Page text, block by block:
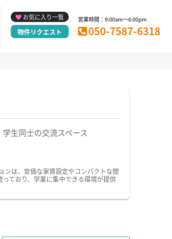
お気に入り一覧
物件リクエスト
営業時間：9:00am～6:00pm
050-7587-6318
学生同士の交流スペース
ンは、安価な家賃設定やコンパクトな間
ており、学業に集中できる環境が提供